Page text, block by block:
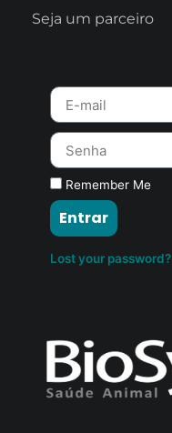
Seja um parceiro
Remember Me
Entrar
Lost your password?